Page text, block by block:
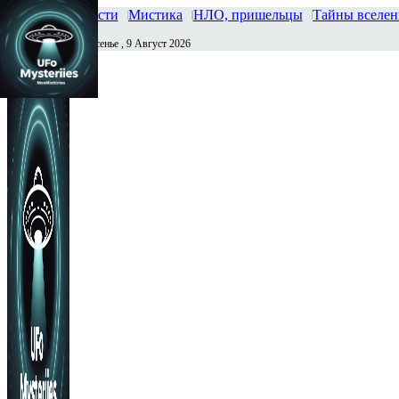
Главная Новости Мистика НЛО, пришельцы Тайны
Сегодня Воскресенье , 9 Август 2026